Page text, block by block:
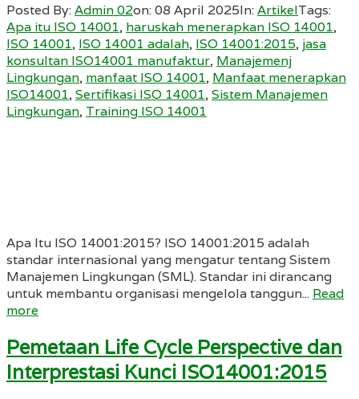
Posted By:Admin 02on:08 April 2025In:ArtikelTags:
Apa itu ISO 14001, haruskah menerapkan ISO 14001,
ISO 14001, ISO 14001 adalah, ISO 14001:2015, jasa
konsultan ISO14001 manufaktur, Manajemenj
Lingkungan, manfaat ISO 14001, Manfaat menerapkan
ISO14001,Sertifikasi ISO 14001,Sistem Manajemen
Lingkungan, Training ISO 14001
Apa Itu ISO 14001:2015? ISO 14001:2015 adalah
standar internasional yang mengatur tentang Sistem
Manajemen Lingkungan (SML). Standar ini dirancang
untuk membantu organisasi mengelola tanggun... Read
more
Pemetaan Life Cycle Perspective dan
Interprestasi Kunci ISO14001:2015